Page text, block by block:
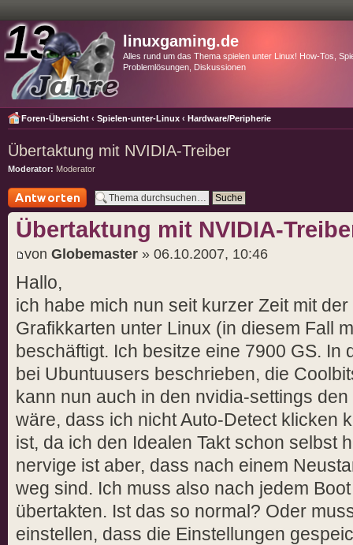
linuxgaming.de
Alles rund um das Thema spielen unter Linux! How-Tos,
Problemlösungen, Diskussionen
Foren-Übersicht ‹ Spielen-unter-Linux ‹ Hardware/Peripherie
Übertaktung mit NVIDIA-Treiber
Moderator: Moderator
Antwort schreiben
Übertaktung mit NVIDIA-
von Globemaster » 06.10.2007, 10:46
Hallo,
ich habe mich nun seit kurzer Zeit mit
Grafikkarten unter Linux (in diesem Fall
beschäftigt. Ich besitze eine 7900 GS. In
bei Ubuntuusers beschrieben, die
kann nun auch in den nvidia-settings
wäre, dass ich nicht Auto-Detect klicken
ist, da ich den Idealen Takt schon selbst
nervige ist aber, dass nach einem
weg sind. Ich muss also nach jedem
übertakten. Ist das so normal? Oder
einstellen, dass die Einstellungen